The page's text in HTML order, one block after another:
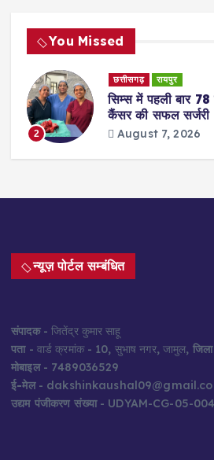
You Missed
2
छत्तीसगढ़ रायपुर
सिम्स में पहली बार 78
कैंसर की सफल सर्जरी
August 7, 2026
न्यूज़ पोर्टल सम्बंधित
संपादक- जितेंद्र कुमार साहू
पता- वार्ड क्रमांक - 10, सुभाष नगर, जामुल, जिला
मोबाइल- 7489036529
ई-मेल-
उद्यम पंजीकरण संख्या- UDYAM-CG-05-